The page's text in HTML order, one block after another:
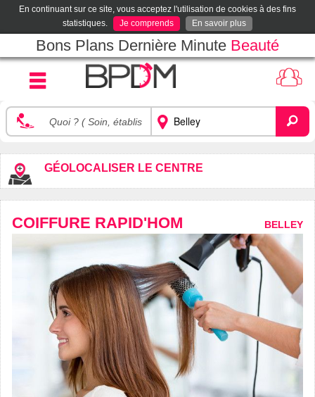
En continuant sur ce site, vous acceptez l'utilisation de cookies à des fins
statistiques.
Je comprends En savoir plus
Bons Plans Dernière Minute Beauté
GÉOLOCALISER LE CENTRE
COIFFURE RAPID'HOM BELLEY